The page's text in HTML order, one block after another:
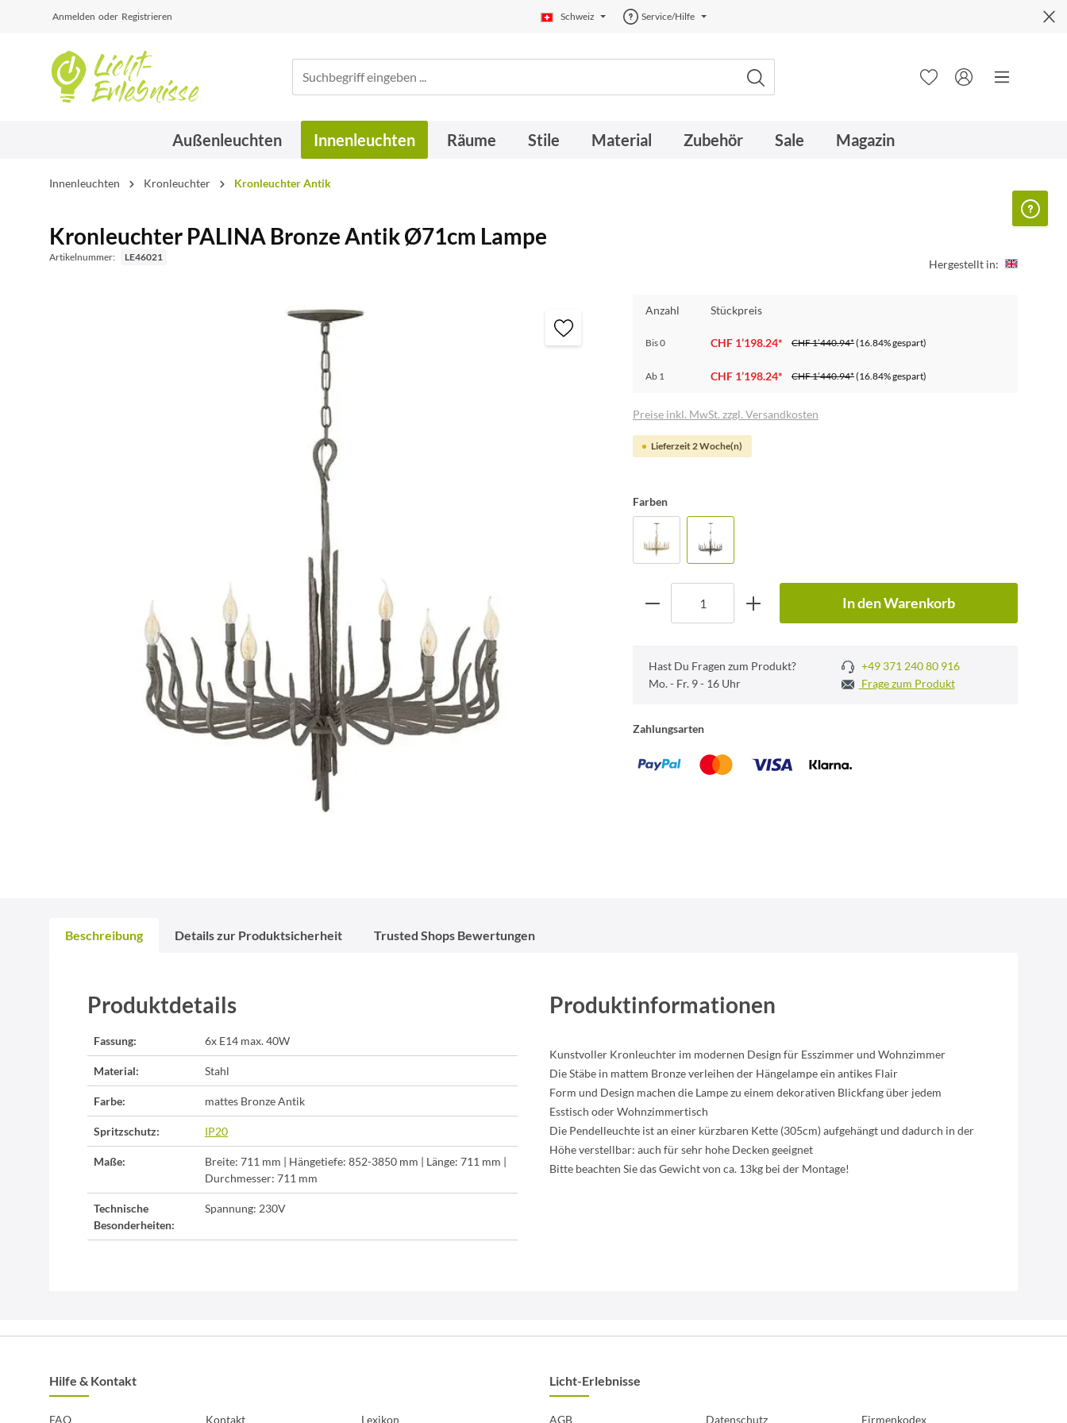
Anmelden oder Registrieren Schweiz Service/Hilfe
Außenleuchten Innenleuchten Räume Stile Material Zubehör Sale Magazin
Innenleuchten Kronleuchter Kronleuchter Antik
Kronleuchter PALINA Bronze Antik Ø71cm Lampe
Artikelnummer: LE46021 Hergestellt in:
Anzahl Stückpreis
Bis0 CHF 1’198.24* CHF 1’440.94*(16.84% gespart)
Ab 1 CHF 1’198.24* CHF 1’440.94*(16.84% gespart)
Preise inkl. MwSt. zzgl. Versandkosten
Lieferzeit 2 Woche(n)
Farben
In den Warenkorb
Hast Du Fragen zum Produkt?
+49 371 240 80 916
Mo. - Fr. 9 - 16 Uhr
Frage zum Produkt
Zahlungsarten
Beschreibung Details zur Produktsicherheit Trusted Shops Bewertungen
Produktdetails
Fassung: 6x E14 max. 40W
Material: Stahl
Farbe: mattes Bronze Antik
Spritzschutz: IP20
Maße:
Breite: 711 mm | Hängetiefe: 852-3850 mm | Länge: 711 mm |
Durchmesser: 711 mm
Technische
Besonderheiten:
Spannung: 230V
Produktinformationen
Kunstvoller Kronleuchter im modernen Design für Esszimmer und Wohnzimmer
Die Stäbe in mattem Bronze verleihen der Hängelampe ein antikes Flair
Form und Design machen die Lampe zu einem dekorativen Blickfang über jedem
Esstisch oder Wohnzimmertisch
Die Pendelleuchte ist an einer kürzbaren Kette (305cm) aufgehängt und dadurch in der
Höhe verstellbar: auch für sehr hohe Decken geeignet
Bitte beachten Sie das Gewicht von ca. 13kg bei der Montage!
Hilfe & Kontakt
FAQ Kontakt Lexikon
Licht-Erlebnisse
AGB Datenschutz Firmenkodex